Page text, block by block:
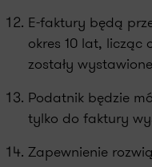
E-faktury będą
okres 10 lat, licząc
zostały
Podatnik będzie
tylko do faktury
Zapewnienie